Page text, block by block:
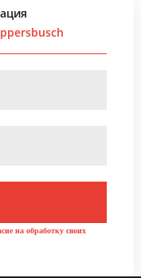
на обработку своих